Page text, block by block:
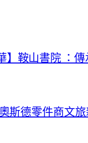
】鞍山書院 ：
斯德零件商文